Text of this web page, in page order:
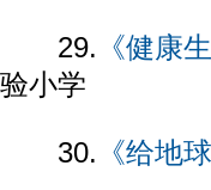
29. 《健康
验小学
30. 《给地